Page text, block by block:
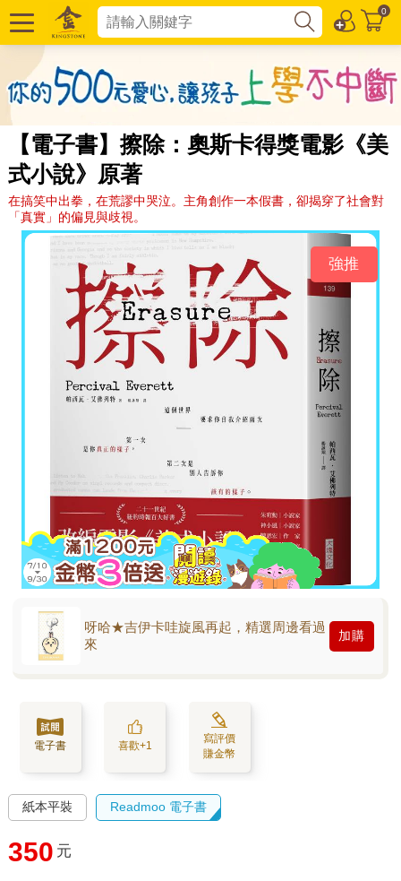
0
【電子書】擦除：奧斯卡得獎電影《美
式小說》原著
在搞笑中出拳，在荒謬中哭泣。主角創作一本假書，卻揭穿了社會對
「真實」的偏見與歧視。
強推
呀哈★吉伊卡哇旋風再起，精選周邊看過
來
加購
電子書 喜歡+1
寫評價
賺金幣
紙本平裝 Readmoo 電子書
350 元